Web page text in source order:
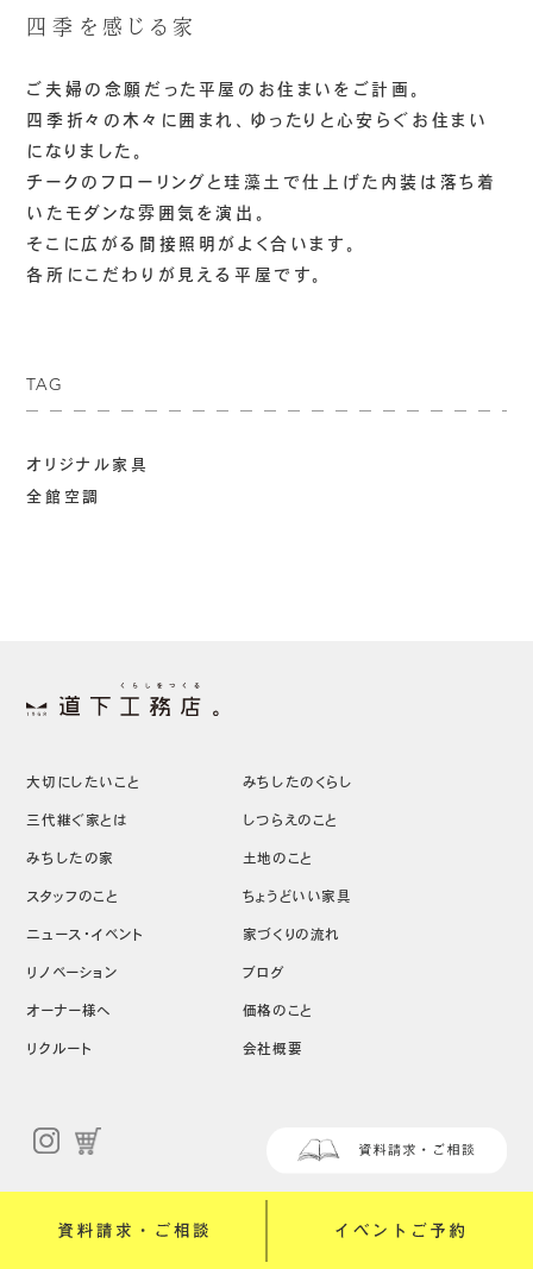
四季を感じる家
ご夫婦の念願だった平屋のお住まいをご計画。
四季折々の木々に囲まれ、ゆったりと心安らぐお住まい
になりました。
チークのフローリングと珪藻土で仕上げた内装は落ち着
いたモダンな雰囲気を演出。
そこに広がる間接照明がよく合います。
各所にこだわりが見える平屋です。
TAG
オリジナル家具
全館空調
大切にしたいこと みちしたのくらし
三代継ぐ家とは しつらえのこと
みちしたの家 土地のこと
スタッフのこと ちょうどいい家具
ニュース・イベント 家づくりの流れ
リノベーション ブログ
オーナー様へ 価格のこと
リクルート 会社概要
Copyright (C) 株式会社道下工務店 All Rights Reserved.